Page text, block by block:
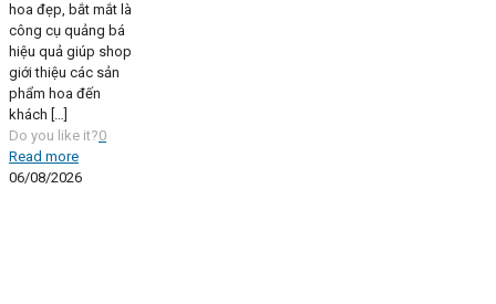
hoa đẹp, bắt mắt là
công cụ quảng bá
hiệu quả giúp shop
giới thiệu các sản
phẩm hoa đến
khách […]
Do you like it?0
Read more
06/08/2026